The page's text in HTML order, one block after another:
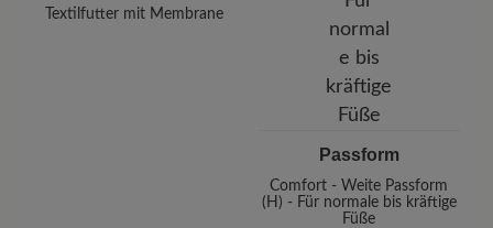
Textilfutter mit Membrane
Passform
Comfort - Weite Passform
(H) - Für normale bis kräftige
Füße